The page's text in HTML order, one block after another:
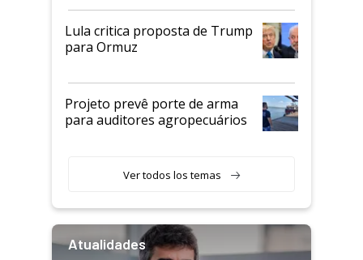
Lula critica proposta de Trump
para Ormuz
Projeto prevê porte de arma
para auditores agropecuários
Ver todos los temas
Atualidades